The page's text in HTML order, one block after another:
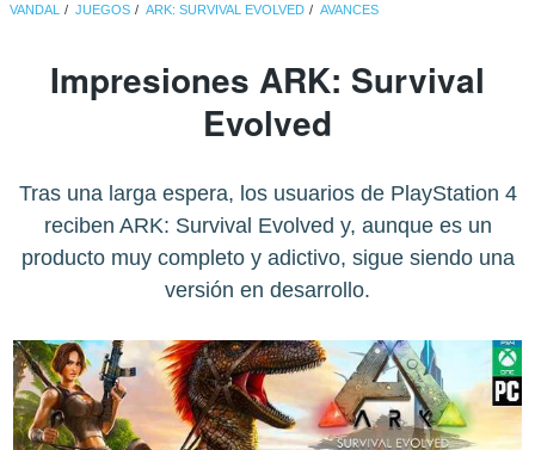
VANDAL JUEGOS ARK: SURVIVAL EVOLVED AVANCES
Impresiones ARK: Survival
Evolved
Tras una larga espera, los usuarios de PlayStation 4
reciben ARK: Survival Evolved y, aunque es un
producto muy completo y adictivo, sigue siendo una
versión en desarrollo.